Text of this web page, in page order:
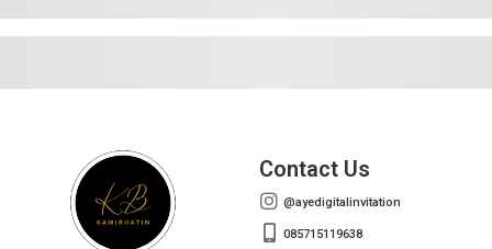
Contact Us
@ayedigitalinvitation
085715119638